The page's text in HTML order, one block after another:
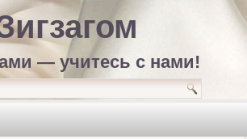
— учитесь с нами!